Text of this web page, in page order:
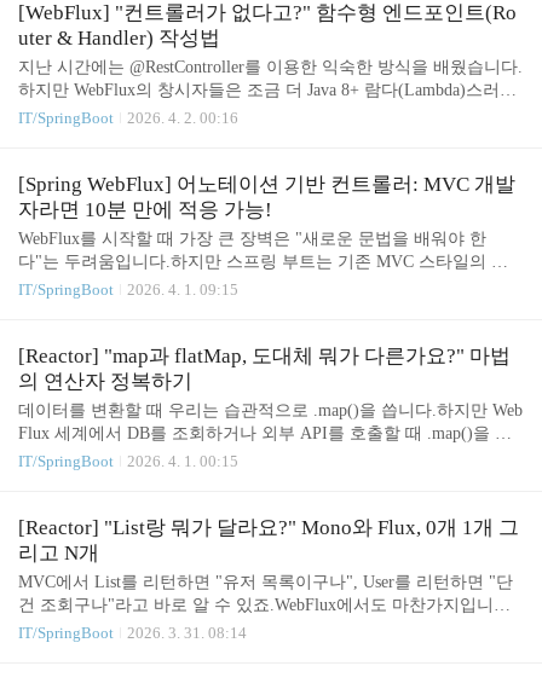
보내고 딴 일을 하러 갈 수 있습니다. (Non-Blocking)1. WebClient 만
들기 (Builder 패턴)WebClient는 불변(Immutable) 객체라서 쓰레드 안
전(Thread-safe)합니다. 싱글톤 빈으로 등록해서 재사용하는 것이 좋
습니다.@Configurationpublic class WebClien..
[WebFlux] "컨트롤러가 없다고?" 함수형 엔드포인트(Ro
uter & Handler) 작성법
지난 시간에는 @RestController를 이용한 익숙한 방식을 배웠습니다.
하지만 WebFlux의 창시자들은 조금 더 Java 8+ 람다(Lambda)스러운
방식을 제안합니다.바로 함수형 엔드포인트(Functional Endpoints)입
dler마치 지하철 노선도와 같습니다.RouterFunction (지도): "이 URL
로 오면 저기로 가세요." (길 안내)HandlerFunction (목적지): "오셨군
요. 제가 처리해 드릴게요." (실제 업무)MVC에서는 컨트롤러 안에
매핑(@GetMapping)과 로직이 섞여 있었지만, 여기서는 완전히..
IT/SpringBoot 2026. 4. 2. 00:16
[Spring WebFlux] 어노테이션 기반 컨트롤러: MVC 개발
자라면 10분 만에 적응 가능!
WebFlux를 시작할 때 가장 큰 장벽은 "새로운 문법을 배워야 한
다"는 두려움입니다.하지만 스프링 부트는 기존 MVC 스타일의 코
드를 99% 재사용할 수 있게 해 줍니다.오늘 보여드릴 코드를 보면
존성 확인먼저 spring-boot-starter-web이 아니라 spring-boot-starter-we
bflux가 필요합니다.dependencies { implementation 'org.springframewo
rk.boot:spring-boot-starter-webflux' // implementation 'org.springframew
ork.b..
IT/SpringBoot 2026. 4. 1. 09:15
[Reactor] "map과 flatMap, 도대체 뭐가 다른가요?" 마법
의 연산자 정복하기
데이터를 변환할 때 우리는 습관적으로 .map()을 씁니다.하지만 Web
Flux 세계에서 DB를 조회하거나 외부 API를 호출할 때 .map()을 쓰
면, 결과값으로 Mono> 같은 러시아 인형(중첩 구조)이 튀어나옵니
고, 1:1로 변환할 때 사용합니다.입력 데이터 T를 받아서 U로 바꿉니
다.비유: 사과를 넣으면 -> 껍질 깎은 사과가 나옴.특징: 단순히 값을
가공하거나, 객체를 다른 객체로 매핑할 때 씁니다.// 1. 문자열을 대
문자로 변환Flux.just("a", "b", "c") .map(String::toUpperCase) // "a" ->
..
IT/SpringBoot 2026. 4. 1. 00:15
[Reactor] "List랑 뭐가 달라요?" Mono와 Flux, 0개 1개 그
리고 N개
MVC에서 List를 리턴하면 "유저 목록이구나", User를 리턴하면 "단
건 조회구나"라고 바로 알 수 있죠.WebFlux에서도 마찬가지입니다.
리턴 타입만 봐도 "데이터가 몇 개 흐를지" 예측할 수 있어야 합니
IT/SpringBoot 2026. 3. 31. 08:14